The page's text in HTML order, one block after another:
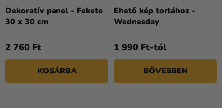
Dekoratív panel - Fekete
30 x 30 cm
2 760 Ft
KOSÁRBA
Ehető kép tortához -
Wednesday
1 990 Ft-tól
BŐVEBBEN